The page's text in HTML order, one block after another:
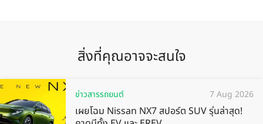
สิ่งที่คุณอาจจะสนใจ
ข่าวสารรถยนต์ 7 Aug 2026
เผยโฉม Nissan NX7 สปอร์ต SUV รุ่นล่าสุด!